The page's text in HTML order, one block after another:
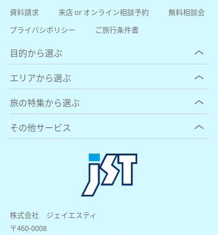
株式会社 ジェイエスティ
〒460-0008
資料請求
来店 or オンライン相談予約
無料相談会
プライバシポリシー
ご旅行条件書
目的から選ぶ
エリアから選ぶ
旅の特集から選ぶ
その他サービス